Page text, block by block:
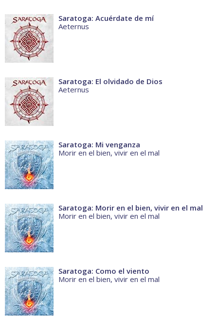
Saratoga: Acuérdate de mí
Aeternus
Saratoga: El olvidado de Dios
Aeternus
Saratoga: Mi venganza
Morir en el bien, vivir en el mal
Saratoga: Morir en el bien, vivir en el mal
Morir en el bien, vivir en el mal
Saratoga: Como el viento
Morir en el bien, vivir en el mal